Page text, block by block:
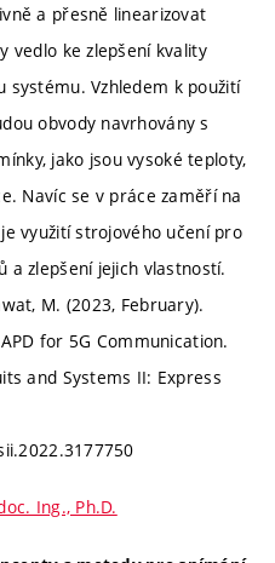
a přesně linearizovat
vedlo ke zlepšení kvality
systému. Vzhledem k použití
obvody navrhovány s
jako jsou vysoké teploty,
Navíc se v práce zaměří na
využití strojového učení pro
a zlepšení jejich vlastností.
M. (2023, February).
for 5G Communication.
and Systems II: Express
Ing., Ph.D.